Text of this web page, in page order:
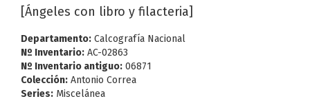
[Ángeles con libro y filacteria]
Departamento: Calcografía Nacional
Nº Inventario: AC-02863
Nº Inventario antiguo: 06871
Colección: Antonio Correa
Series: Miscelánea